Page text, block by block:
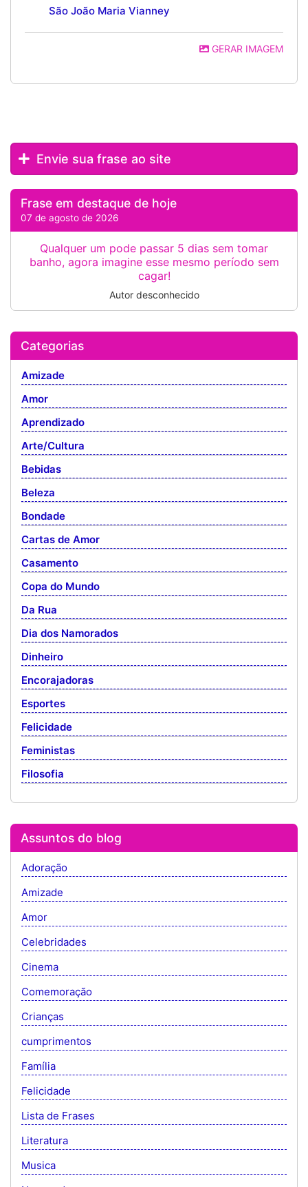
São João Maria Vianney
GERAR IMAGEM
Envie sua frase ao site
Frase em destaque de hoje
07 de agosto de 2026
Qualquer um pode passar 5 dias sem tomar
banho, agora imagine esse mesmo período sem
cagar!
Autor desconhecido
Categorias
Amizade
Amor
Aprendizado
Arte/Cultura
Bebidas
Beleza
Bondade
Cartas de Amor
Casamento
Copa do Mundo
Da Rua
Dia dos Namorados
Dinheiro
Encorajadoras
Esportes
Felicidade
Feministas
Filosofia
Assuntos do blog
Adoração
Amizade
Amor
Celebridades
Cinema
Comemoração
Crianças
cumprimentos
Família
Felicidade
Lista de Frases
Literatura
Musica